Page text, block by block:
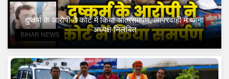
BIHAR NEWS
दुष्कर्म के आरोपी ने कोर्ट में किया आत्मसमर्पण, लापरवाही में थाना
अध्यक्ष निलंबित